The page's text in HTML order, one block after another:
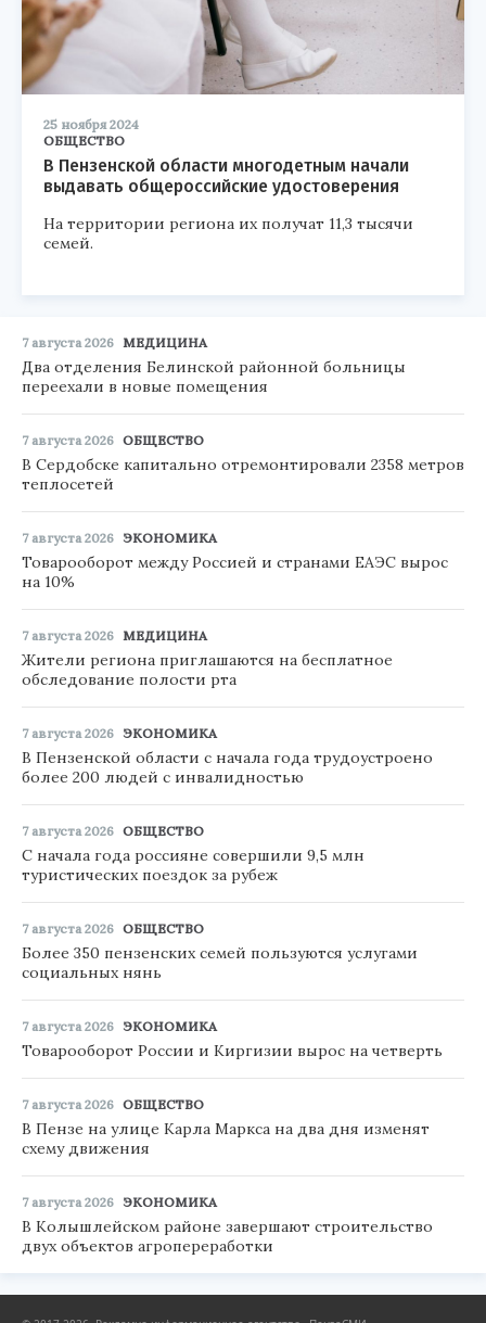
25 ноября 2024
ОБЩЕСТВО
В Пензенской области многодетным начали
выдавать общероссийские удостоверения
На территории региона их получат 11,3 тысячи
семей.
7 августа 2026 МЕДИЦИНА
Два отделения Белинской районной больницы
переехали в новые помещения
7 августа 2026 ОБЩЕСТВО
В Сердобске капитально отремонтировали 2358 метров
теплосетей
7 августа 2026 ЭКОНОМИКА
Товарооборот между Россией и странами ЕАЭС вырос
на 10%
7 августа 2026 МЕДИЦИНА
Жители региона приглашаются на бесплатное
обследование полости рта
7 августа 2026 ЭКОНОМИКА
В Пензенской области с начала года трудоустроено
более 200 людей с инвалидностью
7 августа 2026 ОБЩЕСТВО
С начала года россияне совершили 9,5 млн
туристических поездок за рубеж
7 августа 2026 ОБЩЕСТВО
Более 350 пензенских семей пользуются услугами
социальных нянь
7 августа 2026 ЭКОНОМИКА
Товарооборот России и Киргизии вырос на четверть
7 августа 2026 ОБЩЕСТВО
В Пензе на улице Карла Маркса на два дня изменят
схему движения
7 августа 2026 ЭКОНОМИКА
В Колышлейском районе завершают строительство
двух объектов агропереработки